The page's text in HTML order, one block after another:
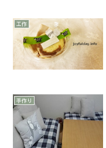
工作
手作り